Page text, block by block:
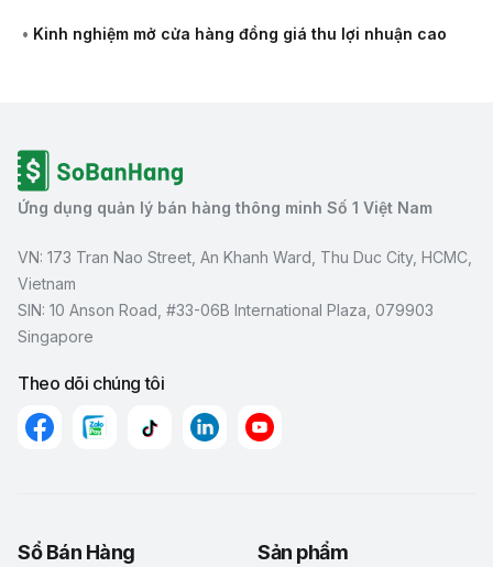
• Kinh nghiệm mở cửa hàng đồng giá thu lợi nhuận cao
Ứng dụng quản lý bán hàng thông minh Số 1 Việt Nam
VN: 173 Tran Nao Street, An Khanh Ward, Thu Duc City, HCMC,
Vietnam
SIN: 10 Anson Road, #33-06B International Plaza, 079903
Singapore
Theo dõi chúng tôi
Sổ Bán Hàng Sản phẩm